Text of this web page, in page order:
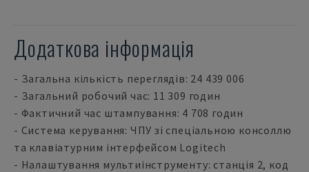
Додаткова інформація
- Загальна кількість переглядів: 24 439 006
- Загальний робочий час: 11 309 годин
- Фактичний час штампування: 4 708 годин
- Система керування: ЧПУ зі спеціальною консоллю
та клавіатурним інтерфейсом Logitech
- Налаштування мультиінструменту: станція 2, код